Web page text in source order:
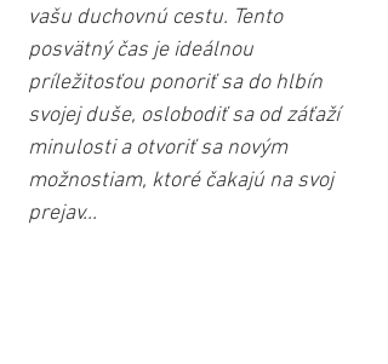
vašu duchovnú cestu. Tento
posvätný čas je ideálnou
príležitosťou ponoriť sa do hlbín
svojej duše, oslobodiť sa od záťaží
minulosti a otvoriť sa novým
možnostiam, ktoré čakajú na svoj
prejav...